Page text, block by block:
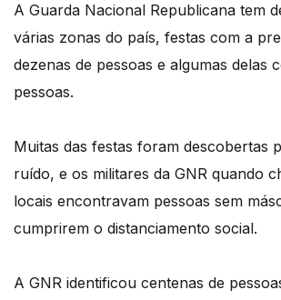
A Guarda Nacional Republicana tem
várias zonas do país, festas com a
dezenas de pessoas e algumas delas
pessoas.
Muitas das festas foram descobertas
ruído, e os militares da GNR quando
locais encontravam pessoas sem
cumprirem o distanciamento social.
A GNR identificou centenas de